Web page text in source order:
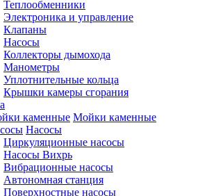
Теплообменники
Электроника и управление
Клапаны
Насосы
Коллекторы дымохода
Манометры
Уплотнительные кольца
Крышки камеры сгорания
Мойки каменные
Насосы
Циркуляционные насосы
Насосы Вихрь
Вибрационные насосы
Автономная станция
Поверхностные насосы